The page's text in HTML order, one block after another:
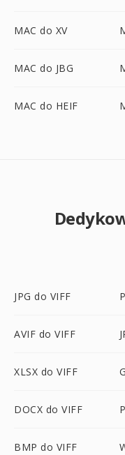
MAC do XV
MAC do JBG
MAC do HEIF
JPG do VIFF
AVIF do VIFF
XLSX do VIFF
DOCX do VIFF
BMP do VIFF